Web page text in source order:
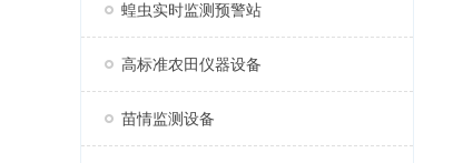
蝗虫实时监测预警站
高标准农田仪器设备
苗情监测设备